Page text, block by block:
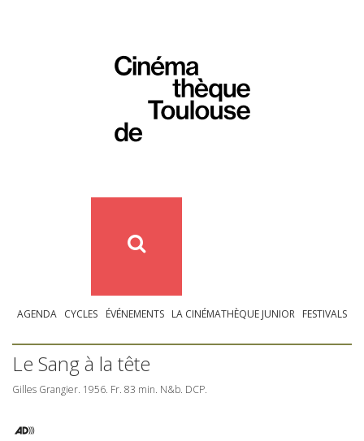
AGENDA CYCLES ÉVÉNEMENTS LA CINÉMATHÈQUE JUNIOR FESTIVALS
Le Sang à la tête
Gilles Grangier. 1956. Fr. 83 min. N&b. DCP.